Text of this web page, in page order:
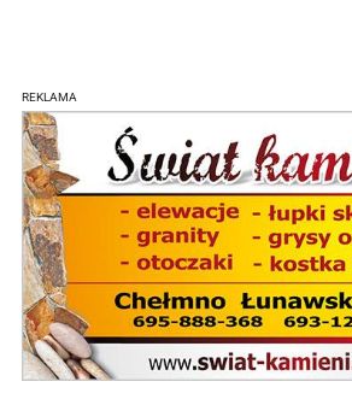
REKLAMA